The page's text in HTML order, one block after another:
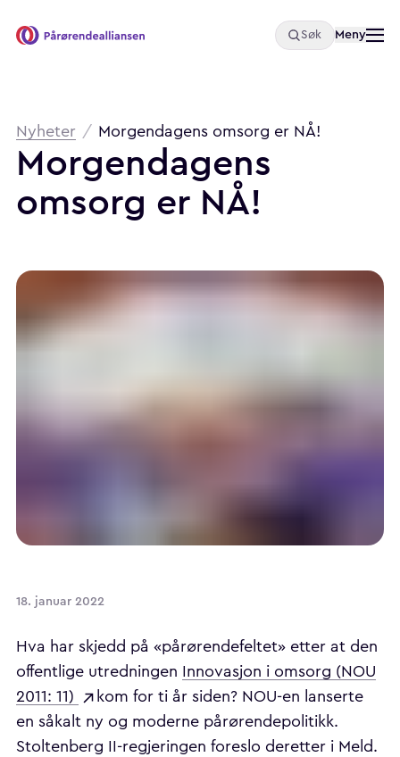
Pårørendealliansen Søk Åpne
Meny
Brødsmulesti
Nyheter / Morgendagens omsorg er NÅ!
Morgendagens
omsorg er NÅ!
18. januar 2022
Hva har skjedd på «pårørendefeltet» etter at den
offentlige utredningen
Innovasjon i omsorg (NOU
2011: 11)
kom for ti år siden? NOU-en lanserte
en såkalt ny og moderne pårørendepolitikk.
Stoltenberg II-regjeringen foreslo deretter i Meld.